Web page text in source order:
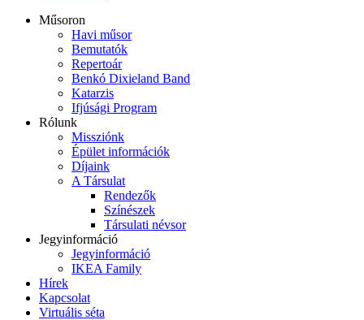
Műsoron
Havi műsor
Bemutatók
Repertoár
Benkó Dixieland Band
Katarzis
Ifjúsági Program
Rólunk
Missziónk
Épület információk
Díjaink
A Társulat
Rendezők
Színészek
Társulati névsor
Jegyinformáció
Jegyinformáció
IKEA Family
Hírek
Kapcsolat
Virtuális séta